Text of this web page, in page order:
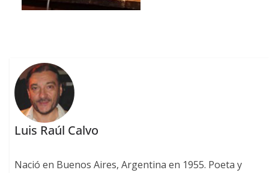
Luis Raúl Calvo
Nació en Buenos Aires, Argentina en 1955. Poeta y